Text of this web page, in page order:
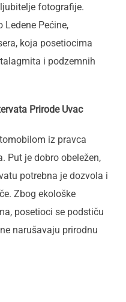
fotografije.
Ledene Pećine,
koja posetiocima
i podzemnih
Prirode Uvac
iz pravca
Put je dobro obeležen,
potrebna je dozvola i
Zbog ekološke
posetioci se podstiču
narušavaju prirodnu